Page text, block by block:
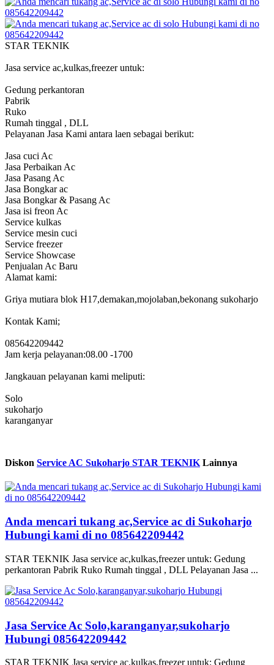
STAR TEKNIK
Jasa service ac,kulkas,freezer untuk:
Gedung perkantoran
Pabrik
Ruko
Rumah tinggal , DLL
Pelayanan Jasa Kami antara laen sebagai berikut:
Jasa cuci Ac
Jasa Perbaikan Ac
Jasa Pasang Ac
Jasa Bongkar ac
Jasa Bongkar & Pasang Ac
Jasa isi freon Ac
Service kulkas
Service mesin cuci
Service freezer
Service Showcase
Penjualan Ac Baru
Alamat kami:
Griya mutiara blok H17,demakan,mojolaban,bekonang sukoharjo
Kontak Kami;
085642209442
Jam kerja pelayanan:08.00 -1700
Jangkauan pelayanan kami meliputi:
Solo
sukoharjo
karanganyar
Diskon Service AC Sukoharjo STAR TEKNIK Lainnya
Anda mencari tukang ac,Service ac di Sukoharjo
Hubungi kami di no 085642209442
STAR TEKNIK Jasa service ac,kulkas,freezer untuk: Gedung
perkantoran Pabrik Ruko Rumah tinggal , DLL Pelayanan Jasa ...
Jasa Service Ac Solo,karanganyar,sukoharjo
Hubungi 085642209442
STAR TEKNIK Jasa service ac,kulkas,freezer untuk: Gedung